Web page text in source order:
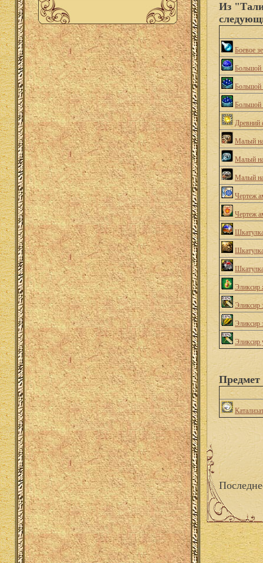
Из
Боевое
Большой
Большой
Большой
Древний
Малый
Малый
Малый
Чертеж
Чертеж
Эликсир
Эликсир
Эликсир
Эликсир
Предмет